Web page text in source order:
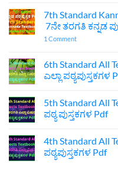
on
ಪ್ರಥಮ
ಪಿಯುಸಿ
ಆಚಾರವೇ
ಹೊಲೆ
ಐಚ್ಛಿಕ
ಕನ್ನಡ
ನೋಟ್ಸ್
1st
Puc
Optional
Kannada
Kula
Anacharave
Hole
Optional
7th Standard
7ನೇ ತರಗತಿ ಕನ್ನಡ
1 Commenton
Kannada
Textbook
Pdf
Download
7ನೇ
ತರಗತಿ
ಕನ್ನಡ
6th Standard All
ಎಲ್ಲಾ ಪಠ್ಯಪುಸ್ತಕಗಳ
on
6th
Standard
Book
Pdf
2026
5th Standard All
ಪಠ್ಯ ಪುಸ್ತಕಗಳ Pdf
on
5th
Standard
4th Standard All
ಪಠ್ಯಪುಸ್ತಕಗಳ Pdf